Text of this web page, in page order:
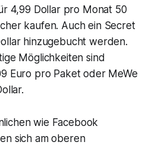
4,99 Dollar pro Monat 50
kaufen. Auch ein Secret
hinzugebucht werden.
Möglichkeiten sind
Euro pro Paket oder MeWe
wie Facebook
sich am oberen